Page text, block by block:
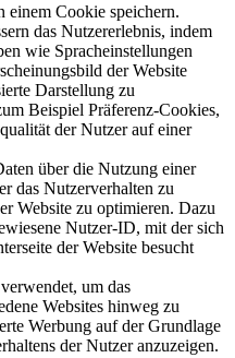
einem Cookie speichern.
das Nutzererlebnis, indem
wie Spracheinstellungen
der Website
Darstellung zu
Beispiel Präferenz-Cookies,
der Nutzer auf einer
über die Nutzung einer
das Nutzerverhalten zu
Website zu optimieren. Dazu
Nutzer-ID, mit der sich
der Website besucht
um das
Websites hinweg zu
Werbung auf der Grundlage
der Nutzer anzuzeigen.